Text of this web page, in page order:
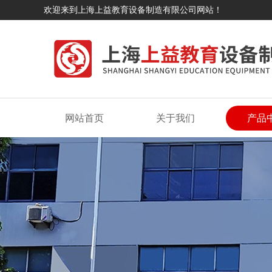
欢迎来到上海上益教育设备制造有限公司网站！
网站首页 关于我们 产品